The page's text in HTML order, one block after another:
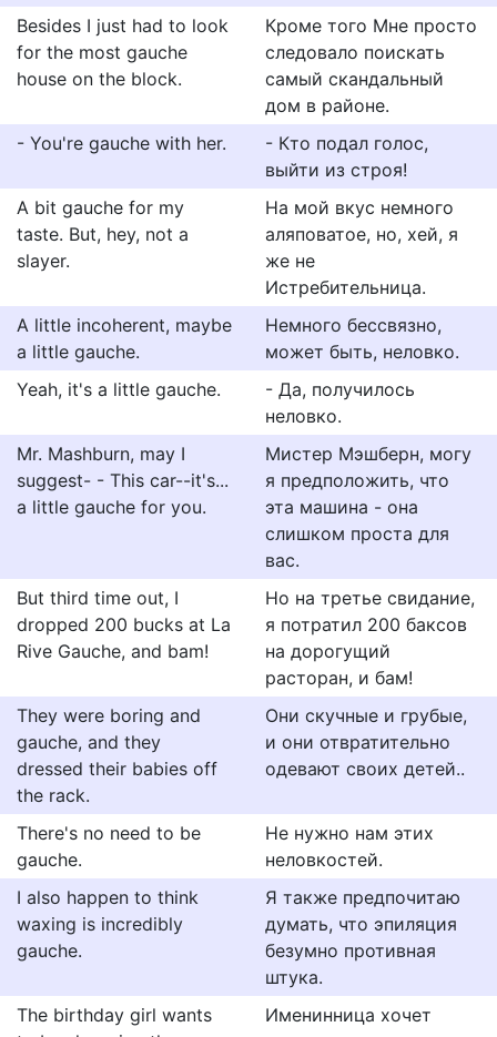
Besides I just had to look
for the most gauche
house on the block.
Кроме того Мне просто
следовало поискать
самый скандальный
дом в районе.
- You're gauche with her.
- Кто подал голос,
выйти из строя!
A bit gauche for my
taste. But, hey, not a
slayer.
На мой вкус немного
аляповатое, но, хей, я
же не
Истребительница.
A little incoherent, maybe
a little gauche.
Немного бессвязно,
может быть, неловко.
Yeah, it's a little gauche.
- Да, получилось
неловко.
Mr. Mashburn, may I
suggest- - This car--it's...
a little gauche for you.
Мистер Мэшберн, могу
я предположить, что
эта машина - она
слишком проста для
вас.
But third time out, I
dropped 200 bucks at La
Rive Gauche, and bam!
Но на третье свидание,
я потратил 200 баксов
на дорогущий
расторан, и бам!
They were boring and
gauche, and they
dressed their babies off
the rack.
Они скучные и грубые,
и они отвратительно
одевают своих детей..
There's no need to be
gauche.
Не нужно нам этих
неловкостей.
I also happen to think
waxing is incredibly
gauche.
Я также предпочитаю
думать, что эпиляция
безумно противная
штука.
The birthday girl wants
Именинница хочет